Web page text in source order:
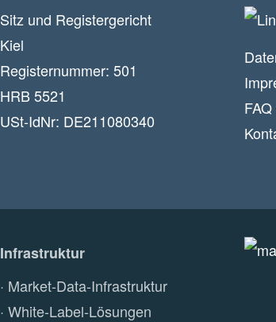
Sitz und Registergericht
Kiel
Registernummer: 501
HRB 5521
USt-IdNr: DE211080340
FAQ
Infrastruktur
Market-Data-Infrastruktur
White-Label-Lösungen